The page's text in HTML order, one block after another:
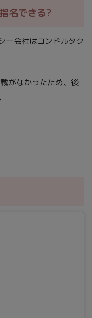
名できる?
ー会社はコンドルタク
がなかったため、後